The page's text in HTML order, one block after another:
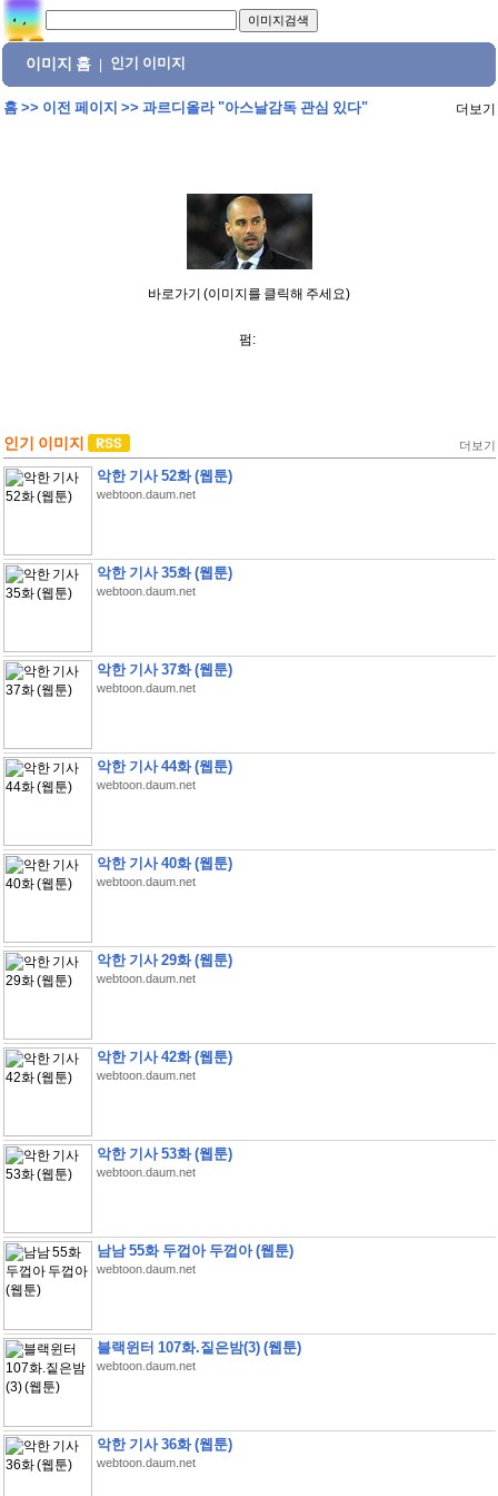
이미지 홈 인기 이미지
홈>> 이전 페이지 >> 과르디올라 "아스날감독 관심 있다" 더보기
바로가기 (이미지를 클릭해 주세요)
펌:
인기 이미지 더보기
악한 기사 52화 (웹툰)
webtoon.daum.net
악한 기사 35화 (웹툰)
webtoon.daum.net
악한 기사 37화 (웹툰)
webtoon.daum.net
악한 기사 44화 (웹툰)
webtoon.daum.net
악한 기사 40화 (웹툰)
webtoon.daum.net
악한 기사 29화 (웹툰)
webtoon.daum.net
악한 기사 42화 (웹툰)
webtoon.daum.net
악한 기사 53화 (웹툰)
webtoon.daum.net
남남 55화 두껍아 두껍아 (웹툰)
webtoon.daum.net
블랙윈터 107화.짙은밤(3) (웹툰)
webtoon.daum.net
악한 기사 36화 (웹툰)
webtoon.daum.net